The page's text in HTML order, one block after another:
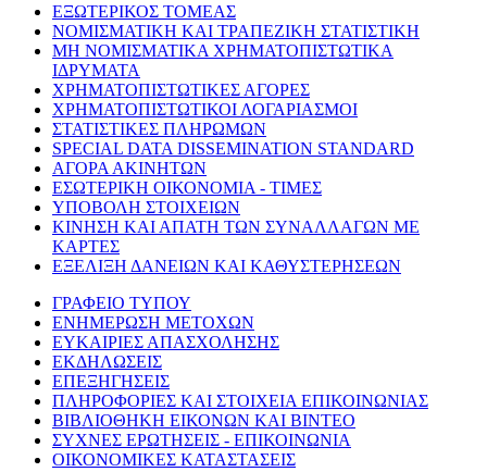
ΕΞΩΤΕΡΙΚΟΣ ΤΟΜΕΑΣ
ΝΟΜΙΣΜΑΤΙΚΗ ΚΑΙ ΤΡΑΠΕΖΙΚΗ ΣΤΑΤΙΣΤΙΚΗ
ΜΗ ΝΟΜΙΣΜΑΤΙΚΑ ΧΡΗΜΑΤΟΠΙΣΤΩΤΙΚΑ
ΙΔΡΥΜΑΤΑ
ΧΡΗΜΑΤΟΠΙΣΤΩΤΙΚΕΣ ΑΓΟΡΕΣ
ΧΡΗΜΑΤΟΠΙΣΤΩΤΙΚΟΙ ΛΟΓΑΡΙΑΣΜΟΙ
ΣΤΑΤΙΣΤΙΚΕΣ ΠΛΗΡΩΜΩΝ
SPECIAL DATA DISSEMINATION STANDARD
ΑΓΟΡΑ ΑΚΙΝΗΤΩΝ
ΕΣΩΤΕΡΙΚΗ ΟΙΚΟΝΟΜΙΑ - ΤΙΜΕΣ
ΥΠΟΒΟΛΗ ΣΤΟΙΧΕΙΩΝ
ΚΙΝΗΣΗ ΚΑΙ ΑΠΑΤΗ ΤΩΝ ΣΥΝΑΛΛΑΓΩΝ ΜΕ
ΚΑΡΤΕΣ
ΕΞΕΛΙΞΗ ΔΑΝΕΙΩΝ ΚΑΙ ΚΑΘΥΣΤΕΡΗΣΕΩΝ
ΓΡΑΦΕΙΟ ΤΥΠΟΥ
ΕΝΗΜΕΡΩΣΗ ΜΕΤΟΧΩΝ
ΕΥΚΑΙΡΙΕΣ ΑΠΑΣΧΟΛΗΣΗΣ
ΕΚΔΗΛΩΣΕΙΣ
ΕΠΕΞΗΓΗΣΕΙΣ
ΠΛΗΡΟΦΟΡΙΕΣ ΚΑΙ ΣΤΟΙΧΕΙΑ ΕΠΙΚΟΙΝΩΝΙΑΣ
ΒΙΒΛΙΟΘΗΚΗ ΕΙΚΟΝΩΝ ΚΑΙ ΒΙΝΤΕΟ
ΣΥΧΝΕΣ ΕΡΩΤΗΣΕΙΣ - ΕΠΙΚΟΙΝΩΝΙΑ
ΟΙΚΟΝΟΜΙΚΕΣ ΚΑΤΑΣΤΑΣΕΙΣ